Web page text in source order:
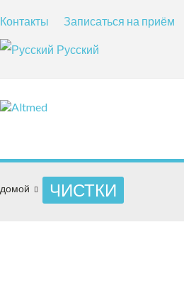
Контакты Записаться на приём
Русский
домой ЧИСТКИ